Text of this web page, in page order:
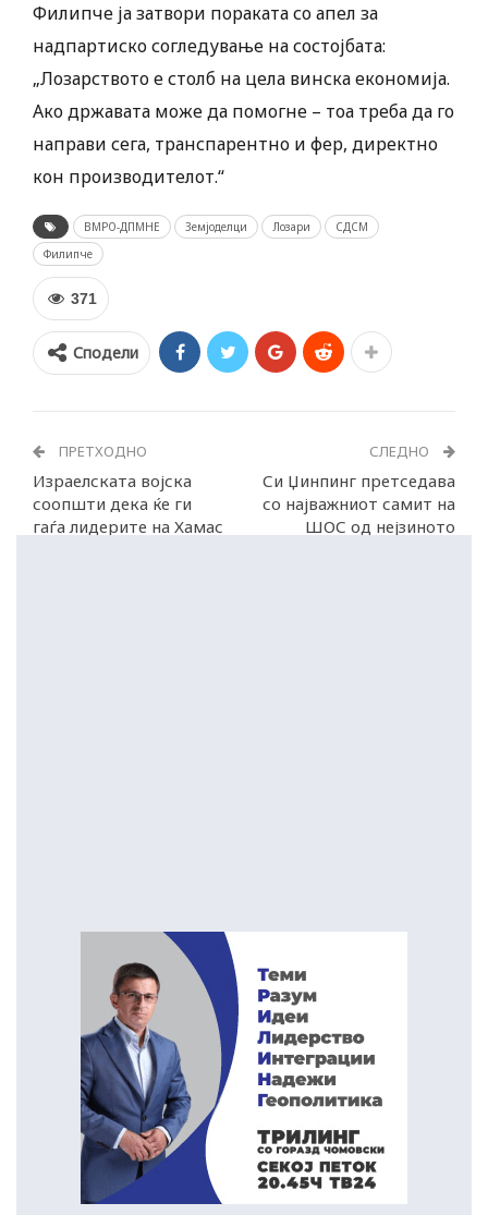
Филипче ја затвори пораката со апел за
надпартиско согледување на состојбата:
„Лозарството е столб на цела винска економија.
Ако државата може да помогне – тоа треба да го
направи сега, транспарентно и фер, директно
кон производителот.“
ВМРО-ДПМНЕ Земјоделци Лозари
СДСМ
Филипче
371
Сподели
ПРЕТХОДНО
Израелската војска
соопшти дека ќе ги
гаѓа лидерите на Хамас
СЛЕДНО
Си Џинпинг претседава
со најважниот самит на
ШОС од нејзиното